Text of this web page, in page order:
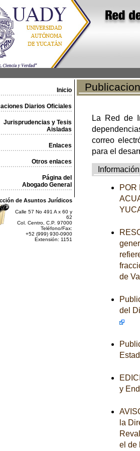
Inicio
Diarios Oficiales
Jurisprudencias y Tesis
Aisladas
Enlaces
Otros enlaces
Página del
Abogado General
de Asuntos Jurídicos
Calle 57 No 491 A x 60 y
62
Col. Centro, C.P. 97000
Teléfono/Fax:
+52 (999) 930-0900
Extensión: 1151
La Red de
correo
para el
Información
POR
de
del
y
la
el de